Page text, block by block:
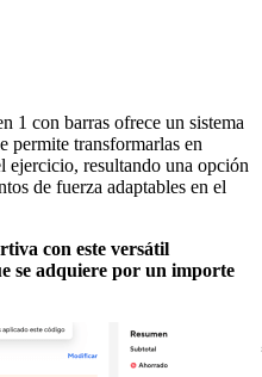
1 con barras ofrece un sistema
permite transformarlas en
ejercicio, resultando una opción
de fuerza adaptables en el
con este versátil
se adquiere por un importe